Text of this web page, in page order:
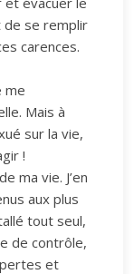
de se remplir
carences.
me
Mais à
sur la vie,
!
ma vie. J’en
aux plus
tout seul,
de contrôle,
et